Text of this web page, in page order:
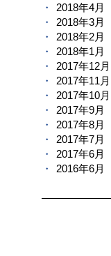
2018年4月
2018年3月
2018年2月
2018年1月
2017年12月
2017年11月
2017年10月
2017年9月
2017年8月
2017年7月
2017年6月
2016年6月